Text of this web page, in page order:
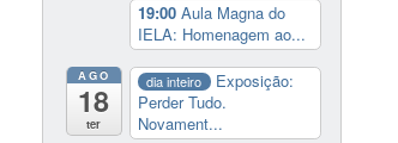
19:00 Aula Magna do
IELA: Homenagem ao...
AGO
18
ter
dia inteiro
Exposição:
Perder Tudo.
Novament...